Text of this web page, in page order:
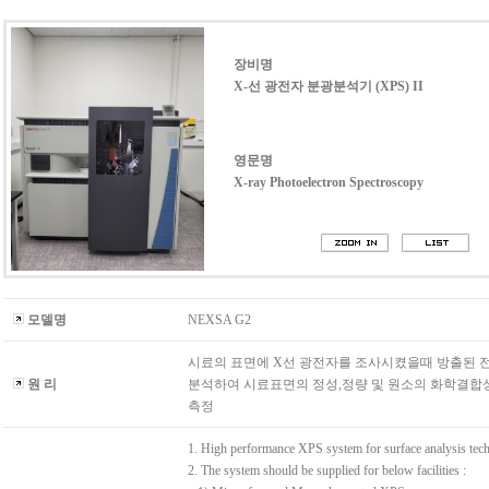
장비명
X-선 광전자 분광분석기 (XPS) II
영문명
X-ray Photoelectron Spectroscopy
모델명 NEXSA G2
원 리
시료의 표면에 X선 광전자를 조사시켰을때 방출된
분석하여 시료표면의 정성,정량 및 원소의 화학결합
측정
1. High performance XPS system for surface analysis
2. The system should be supplied for below facilities :